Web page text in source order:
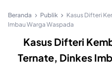
Beranda Publik
Kasus Difteri
Imbau Warga Waspada
Kasus Difteri
Ternate, Dinkes